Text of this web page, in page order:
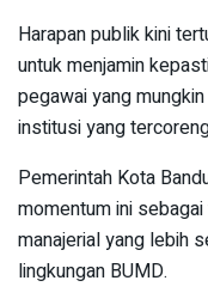
Harapan publik kini
untuk menjamin
pegawai yang
institusi yang
Pemerintah Kota
momentum ini
manajerial yang lebih
lingkungan BUMD.